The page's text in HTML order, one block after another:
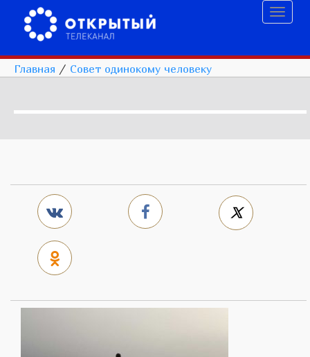
Главная / Совет одинокому человеку